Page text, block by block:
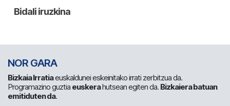
NOR GARA
Bizkaia Irratiaeuskaldunei eskeinitako irrati zerbitzua da.
Programazino guztia euskerahutsean egiten da. Bizkaiera batuan
emitiduten da.